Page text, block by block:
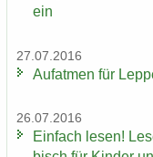
ein
27.07.2016
Auf­at­men für
26.07.2016
Ein­fach lesen!